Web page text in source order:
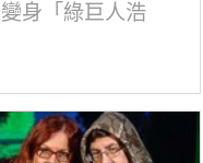
身「綠巨人浩